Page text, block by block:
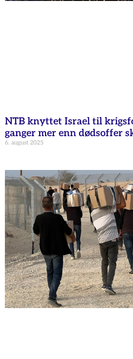
NTB knyttet Israel til
ganger mer enn dødsoffer
6. august 2025